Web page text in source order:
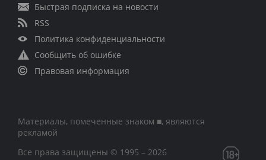
Быстрая подписка на новости
RSS
Политика конфиденциальности
Сообщить об ошибке
Правовая информация
Материалы, помеченные знаком ■, являются
рекламой
Все права защищены © 1995 – 2026